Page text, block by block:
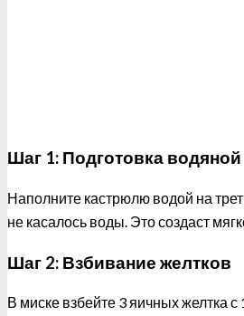
Шаг 1: Подготовка
Наполните кастрюлю водой на
не касалось воды. Это создаст
Шаг 2: Взбивание желтков
В миске взбейте 3 яичных желтка